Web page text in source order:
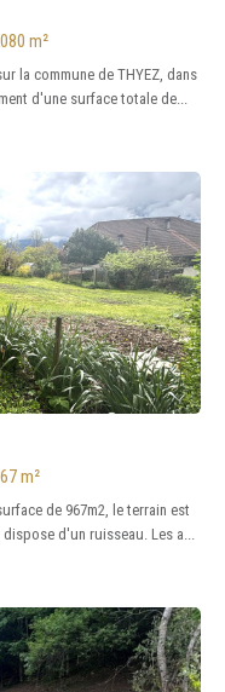
m²
la commune de THYEZ, dans
d'une surface totale de...
m²
de 967m2, le terrain est
d'un ruisseau. Les a...